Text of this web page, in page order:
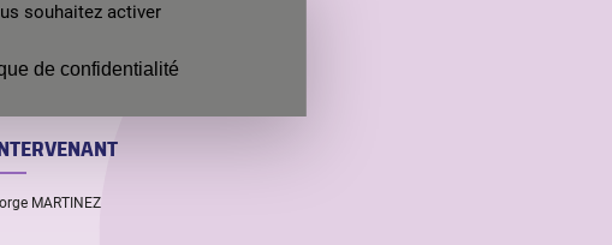
MARTINEZ
souhaitez activer
de confidentialité